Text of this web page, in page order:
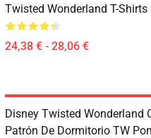
Twisted Wonderland T-Shirts
24,38 € - 28,06 €
Disney Twisted Wonderland
Patrón De Dormitorio TW